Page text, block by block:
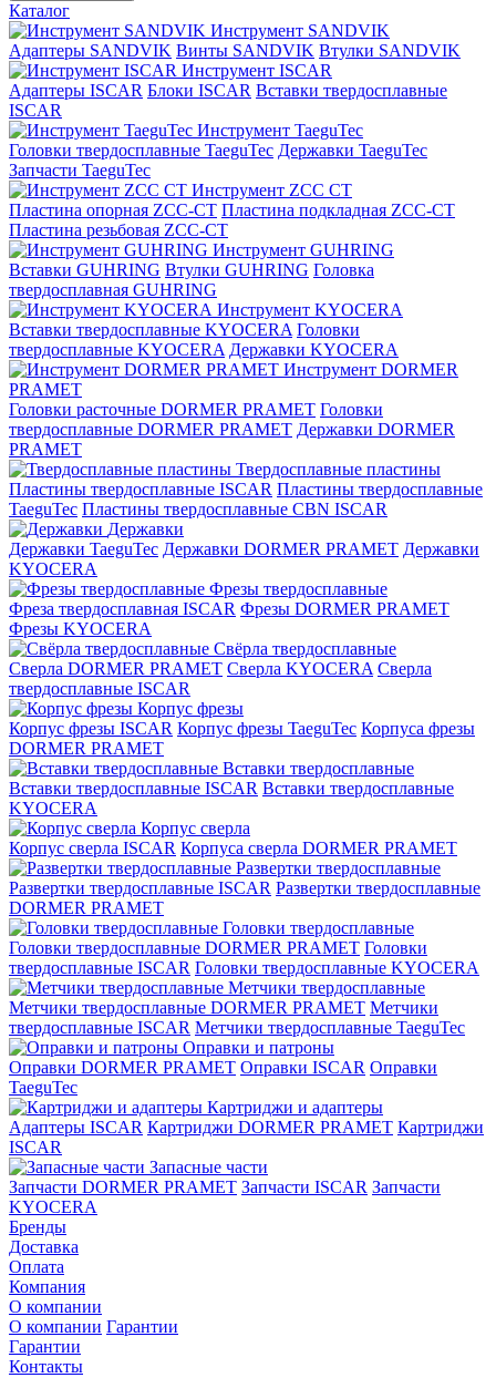
Каталог
Инструмент SANDVIK
Адаптеры SANDVIK Винты SANDVIK Втулки SANDVIK
Инструмент ISCAR
Адаптеры ISCAR Блоки ISCAR Вставки твердосплавные
ISCAR
Инструмент TaeguTec
Головки твердосплавные TaeguTec Державки TaeguTec
Запчасти TaeguTec
Инструмент ZCС CT
Пластина опорная ZCC-CT Пластина подкладная ZCC-CT
Пластина резьбовая ZCC-CT
Инструмент GUHRING
Вставки GUHRING Втулки GUHRING Головка
твердосплавная GUHRING
Инструмент KYOCERA
Вставки твердосплавные KYOCERA Головки
твердосплавные KYOCERA Державки KYOCERA
Инструмент DORMER
PRAMET
Головки расточные DORMER PRAMET Головки
твердосплавные DORMER PRAMET Державки DORMER
PRAMET
Твердосплавные пластины
Пластины твердосплавные ISCAR Пластины твердосплавные
TaeguTec Пластины твердосплавные CBN ISCAR
Державки
Державки TaeguTec Державки DORMER PRAMET Державки
KYOCERA
Фрезы твердосплавные
Фреза твердосплавная ISCAR Фрезы DORMER PRAMET
Фрезы KYOCERA
Свёрла твердосплавные
Сверла DORMER PRAMET Сверла KYOCERA Сверла
твердосплавные ISCAR
Корпус фрезы
Корпус фрезы ISCAR Корпус фрезы TaeguTec Корпуса фрезы
DORMER PRAMET
Вставки твердосплавные
Вставки твердосплавные ISCAR Вставки твердосплавные
KYOCERA
Корпус сверла
Корпус сверла ISCAR Корпуса сверла DORMER PRAMET
Развертки твердосплавные
Развертки твердосплавные ISCAR Развертки твердосплавные
DORMER PRAMET
Головки твердосплавные
Головки твердосплавные DORMER PRAMET Головки
твердосплавные ISCAR Головки твердосплавные KYOCERA
Метчики твердосплавные
Метчики твердосплавные DORMER PRAMET Метчики
твердосплавные ISCAR Метчики твердосплавные TaeguTec
Оправки и патроны
Оправки DORMER PRAMET Оправки ISCAR Оправки
TaeguTec
Картриджи и адаптеры
Адаптеры ISCAR Картриджи DORMER PRAMET Картриджи
ISCAR
Запасные части
Запчасти DORMER PRAMET Запчасти ISCAR Запчасти
KYOCERA
Бренды
Доставка
Оплата
Компания
О компании
О компании Гарантии
Гарантии
Контакты